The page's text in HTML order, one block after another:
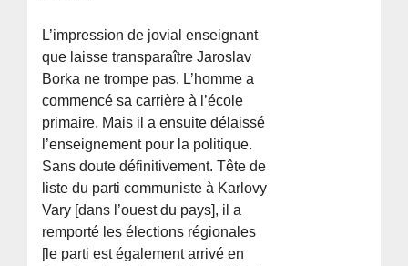
L’impression de jovial enseignant
que laisse transparaître Jaroslav
Borka ne trompe pas. L’homme a
commencé sa carrière à l’école
primaire. Mais il a ensuite délaissé
l’enseignement pour la politique.
Sans doute définitivement. Tête de
liste du parti communiste à Karlovy
Vary [dans l’ouest du pays], il a
remporté les élections régionales
[le parti est également arrivé en